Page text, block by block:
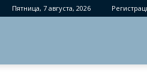
Пятница, 7 августа, 2026